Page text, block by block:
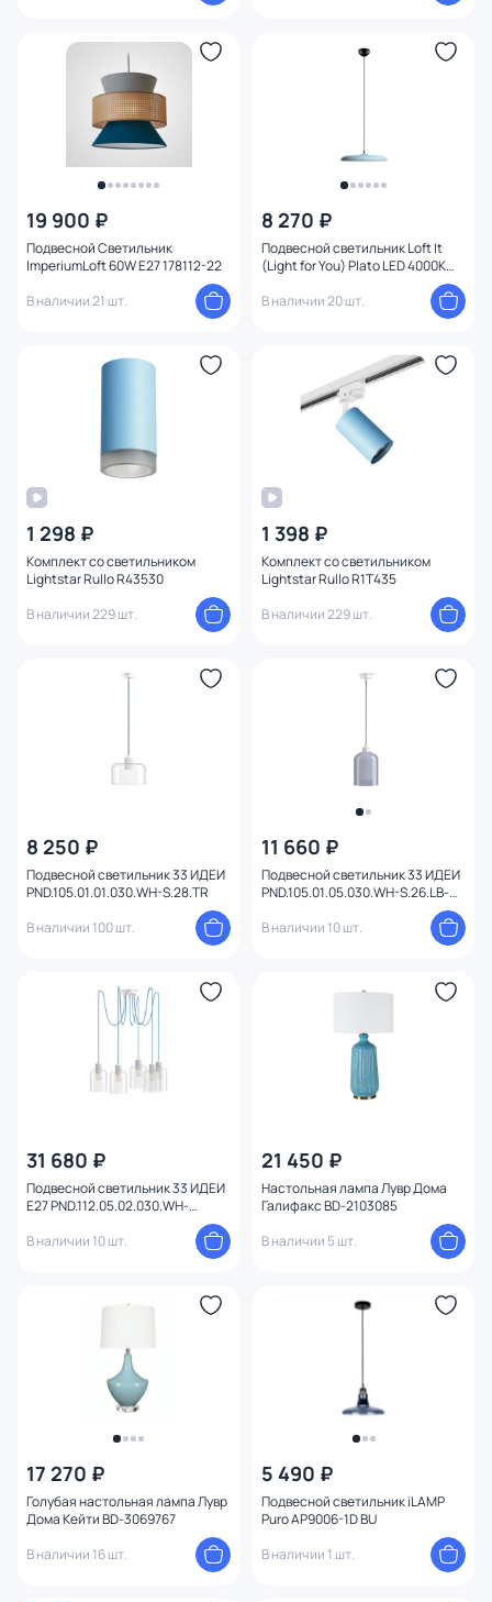
19 900 ₽
Подвесной Светильник
ImperiumLoft 60W E27 178112-22
В наличии 21 шт.
8 270 ₽
Подвесной светильник Loft It
(Light for You) Plato LED 4000K
В наличии 20 шт.
1 298 ₽
Комплект со светильником
Lightstar Rullo R43530
В наличии 229 шт.
1 398 ₽
Комплект со светильником
Lightstar Rullo R1T435
В наличии 229 шт.
8 250 ₽
Подвесной светильник 33 ИДЕИ
PND.105.01.01.030.WH-S.28.TR
В наличии 100 шт.
11 660 ₽
Подвесной светильник 33 ИДЕИ
PND.105.01.05.030.WH-S.26.LB-
В наличии 10 шт.
31 680 ₽
Подвесной светильник 33 ИДЕИ
E27 PND.112.05.02.030.WH-
В наличии 10 шт.
21 450 ₽
Настольная лампа Лувр Дома
Галифакс BD-2103085
В наличии 5 шт.
17 270 ₽
Голубая настольная лампа Лувр
Дома Кейти BD-3069767
В наличии 16 шт.
5 490 ₽
Подвесной светильник iLAMP
Puro AP9006-1D BU
В наличии 1 шт.